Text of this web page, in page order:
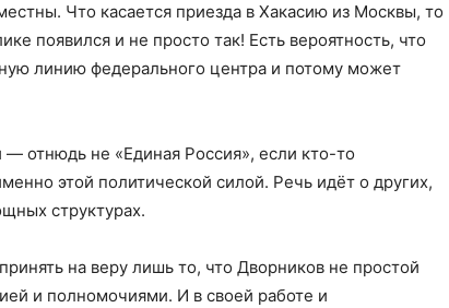
Что касается приезда в Хакасию из Москвы, то
появился и не просто так! Есть вероятность, что
линию федерального центра и потому может
отнюдь не «Единая Россия», если кто-то
этой политической силой. Речь идёт о других,
структурах.
на веру лишь то, что Дворников не простой
и полномочиями. И в своей работе и